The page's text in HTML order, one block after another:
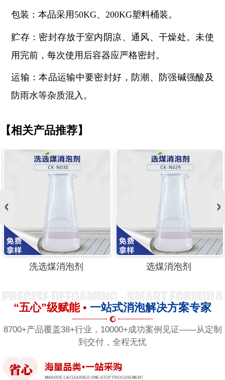
包装：本品采用 50KG、200KG塑料桶装。
贮存：密封存放于室内阴凉、通风、干燥处。未使
用完前，每次使用后容器应严格密封。
运输：本品运输中要密封好，防潮、防强碱强酸及
防雨水等杂质混入。
【相关产品推荐】
洗选煤消泡剂 选煤消泡剂
“五心”级赋能 • 一站式消泡解决方案专家
8700+产品覆盖38+行业，10000+成功案例见证——从定制
到交付，全程无忧